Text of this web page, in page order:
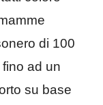
di 100
ad un
su base